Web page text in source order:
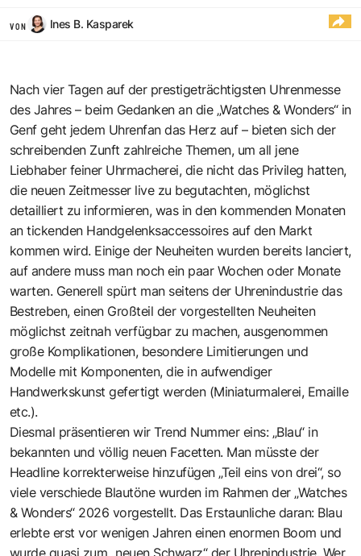
VON Ines B. Kasparek
Nach vier Tagen auf der prestigeträchtigsten Uhrenmesse
des Jahres – beim Gedanken an die „Watches & Wonders“ in
Genf geht jedem Uhrenfan das Herz auf – bieten sich der
schreibenden Zunft zahlreiche Themen, um all jene
Liebhaber feiner Uhrmacherei, die nicht das Privileg hatten,
die neuen Zeitmesser live zu begutachten, möglichst
detailliert zu informieren, was in den kommenden Monaten
an tickenden Handgelenksaccessoires auf den Markt
kommen wird. Einige der Neuheiten wurden bereits lanciert,
auf andere muss man noch ein paar Wochen oder Monate
warten. Generell spürt man seitens der Uhrenindustrie das
Bestreben, einen Großteil der vorgestellten Neuheiten
möglichst zeitnah verfügbar zu machen, ausgenommen
große Komplikationen, besondere Limitierungen und
Modelle mit Komponenten, die in aufwendiger
Handwerkskunst gefertigt werden (Miniaturmalerei, Emaille
etc.).
Diesmal präsentieren wir Trend Nummer eins: „Blau“ in
bekannten und völlig neuen Facetten. Man müsste der
Headline korrekterweise hinzufügen „Teil eins von drei“, so
viele verschiede Blautöne wurden im Rahmen der „Watches
& Wonders“ 2026 vorgestellt. Das Erstaunliche daran: Blau
erlebte erst vor wenigen Jahren einen enormen Boom und
wurde quasi zum „neuen Schwarz“ der Uhrenindustrie. Wer